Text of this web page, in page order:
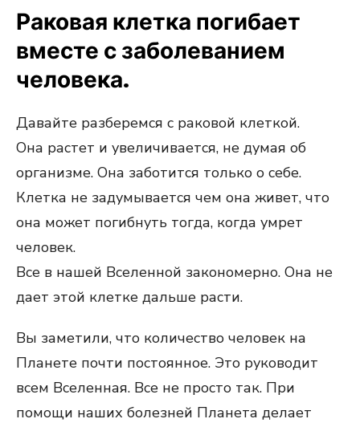
Раковая клетка погибает
вместе с заболеванием
человека.
Давайте разберемся с раковой клеткой.
Она растет и увеличивается, не думая об
организме. Она заботится только о себе.
Клетка не задумывается чем она живет, что
она может погибнуть тогда, когда умрет
человек.
Все в нашей Вселенной закономерно. Она не
дает этой клетке дальше расти.
Вы заметили, что количество человек на
Планете почти постоянное. Это руководит
всем Вселенная. Все не просто так. При
помощи наших болезней Планета делает